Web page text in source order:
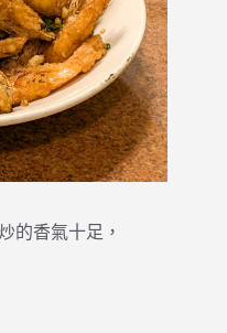
的香氣十足，